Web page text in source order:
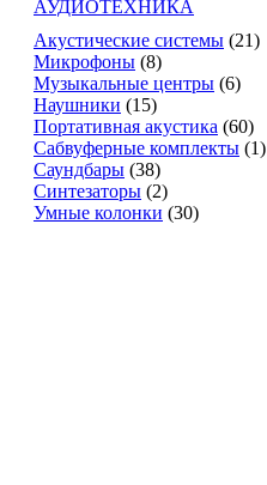
АУДИОТЕХНИКА
Акустические системы (21)
Микрофоны (8)
Музыкальные центры (6)
Наушники (15)
Портативная акустика (60)
Сабвуферные комплекты (1)
Саундбары (38)
Синтезаторы (2)
Умные колонки (30)